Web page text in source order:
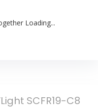
Loading...
SCFR19-C8